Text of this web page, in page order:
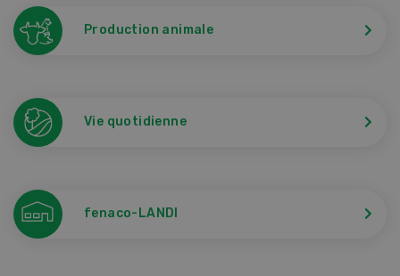
Production animale
Vie quotidienne
fenaco-LANDI